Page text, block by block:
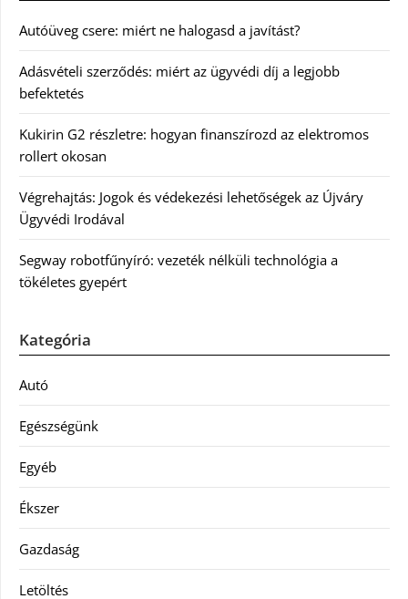
Autóüveg csere: miért ne halogasd a javítást?
Adásvételi szerződés: miért az ügyvédi díj a legjobb
befektetés
Kukirin G2 részletre: hogyan finanszírozd az elektromos
rollert okosan
Végrehajtás: Jogok és védekezési lehetőségek az Újváry
Ügyvédi Irodával
Segway robotfűnyíró: vezeték nélküli technológia a
tökéletes gyepért
Kategória
Autó
Egészségünk
Egyéb
Ékszer
Gazdaság
Letöltés